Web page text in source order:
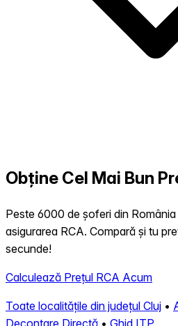
Obține Cel Mai Bun
Peste 6000 de șoferi din
asigurarea RCA. Compară și tu
secunde!
Calculează Prețul RCA Acum
Toate localitățile din județul Cluj •